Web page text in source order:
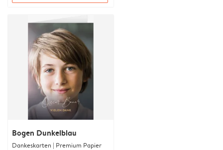
Bogen Dunkelblau
Dankeskarten | Premium Papier